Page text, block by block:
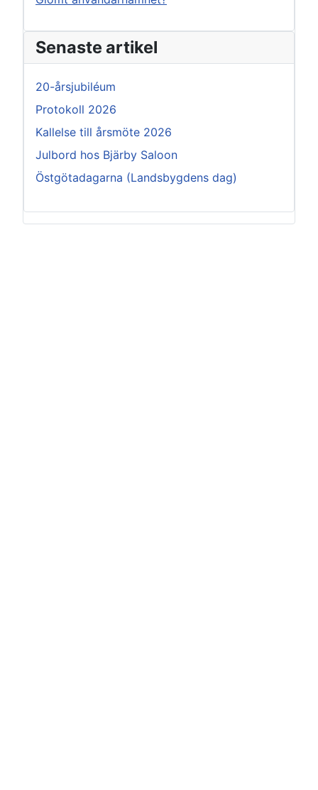
Senaste artikel
20-årsjubiléum
Protokoll 2026
Kallelse till årsmöte 2026
Julbord hos Bjärby Saloon
Östgötadagarna (Landsbygdens dag)